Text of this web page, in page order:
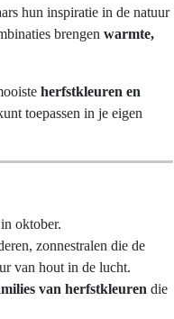
hun inspiratie in de natuur
brengen warmte,
herfstkleuren en
toepassen in je eigen
oktober.
zonnestralen die de
van hout in de lucht.
van herfstkleuren die